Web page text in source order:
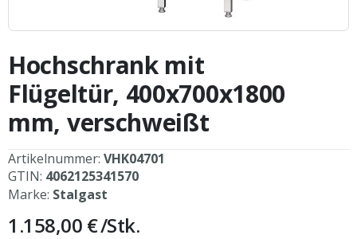
Anfang
der
Bildergalerie
springen
Hochschrank mit
Flügeltür, 400x700x1800
mm, verschweißt
Artikelnummer: VHK04701
GTIN: 4062125341570
Marke: Stalgast
1.158,00 €/Stk.